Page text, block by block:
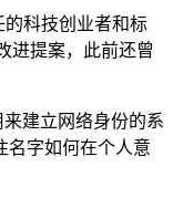
的科技创业者和标
进提案，此前还曾
建立网络身份的系
名字如何在个人意